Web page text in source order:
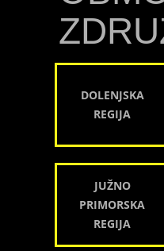
DOLENJSKA
REGIJA
JUŽNO
PRIMORSKA
REGIJA